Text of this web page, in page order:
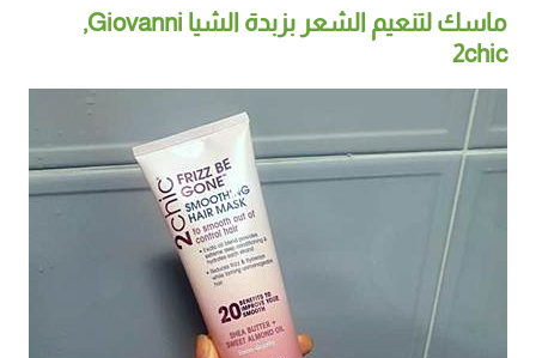
ماسك لتنعيم الشعر بزبدة الشيا Giovanni‏,
2chic